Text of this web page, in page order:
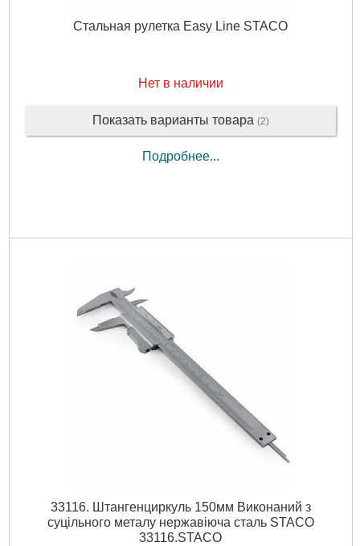
Стальная рулетка Easy Line STACO
Нет в наличии
Показать варианты товара (2)
Подробнее...
33116. Штангенциркуль 150мм Виконаний з
суцільного металу нержавіюча сталь STACO
33116.STACO